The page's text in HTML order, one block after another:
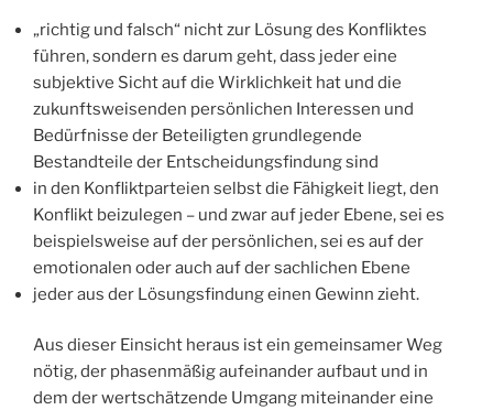
„richtig und falsch“ nicht zur Lösung des Konfliktes
führen, sondern es darum geht, dass jeder eine
subjektive Sicht auf die Wirklichkeit hat und die
zukunftsweisenden persönlichen Interessen und
Bedürfnisse der Beteiligten grundlegende
Bestandteile der Entscheidungsfindung sind
in den Konfliktparteien selbst die Fähigkeit liegt, den
Konflikt beizulegen – und zwar auf jeder Ebene, sei es
beispielsweise auf der persönlichen, sei es auf der
emotionalen oder auch auf der sachlichen Ebene
jeder aus der Lösungsfindung einen Gewinn zieht.
Aus dieser Einsicht heraus ist ein gemeinsamer Weg
nötig, der phasenmäßig aufeinander aufbaut und in
dem der wertschätzende Umgang miteinander eine